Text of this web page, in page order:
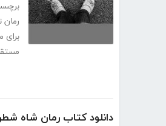
رمان
برای
دانلود کتاب رمان شاه